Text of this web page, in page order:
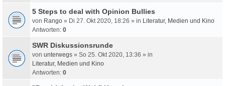
5 Steps to deal with Opinion Bullies
von Rango » Di 27. Okt 2020, 18:26 » in Literatur, Medien und Kino
Antworten: 0
SWR Diskussionsrunde
von unterwegs » So 25. Okt 2020, 13:36 » in
Literatur, Medien und Kino
Antworten: 0